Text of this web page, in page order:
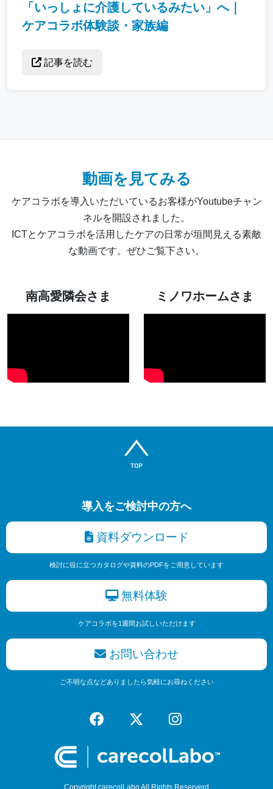
「いっしょに介護しているみたい」へ｜
ケアコラボ体験談・家族編
記事を読む
動画を見てみる
ケアコラボを導入いただいているお客様がYoutubeチャン
ネルを開設されました。
ICTとケアコラボを活用したケアの日常が垣間見える素敵
な動画です。ぜひご覧下さい。
南高愛隣会さま ミノワホームさま
導入をご検討中の方へ
資料ダウンロード
検討に役に立つカタログや資料のPDFをご用意しています
無料体験
ケアコラボを1週間お試しいただけます
お問い合わせ
ご不明な点などありましたら気軽にお尋ねください